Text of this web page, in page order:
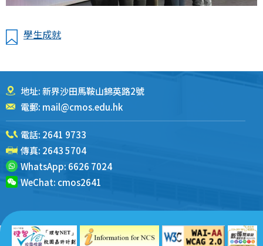
學生成就
地址: 新界沙田馬鞍山錦英路2號
電郵: mail@cmos.edu.hk
電話: 2641 9733
傳真: 2643 5704
WhatsApp: 6626 7024
WeChat: cmos2641